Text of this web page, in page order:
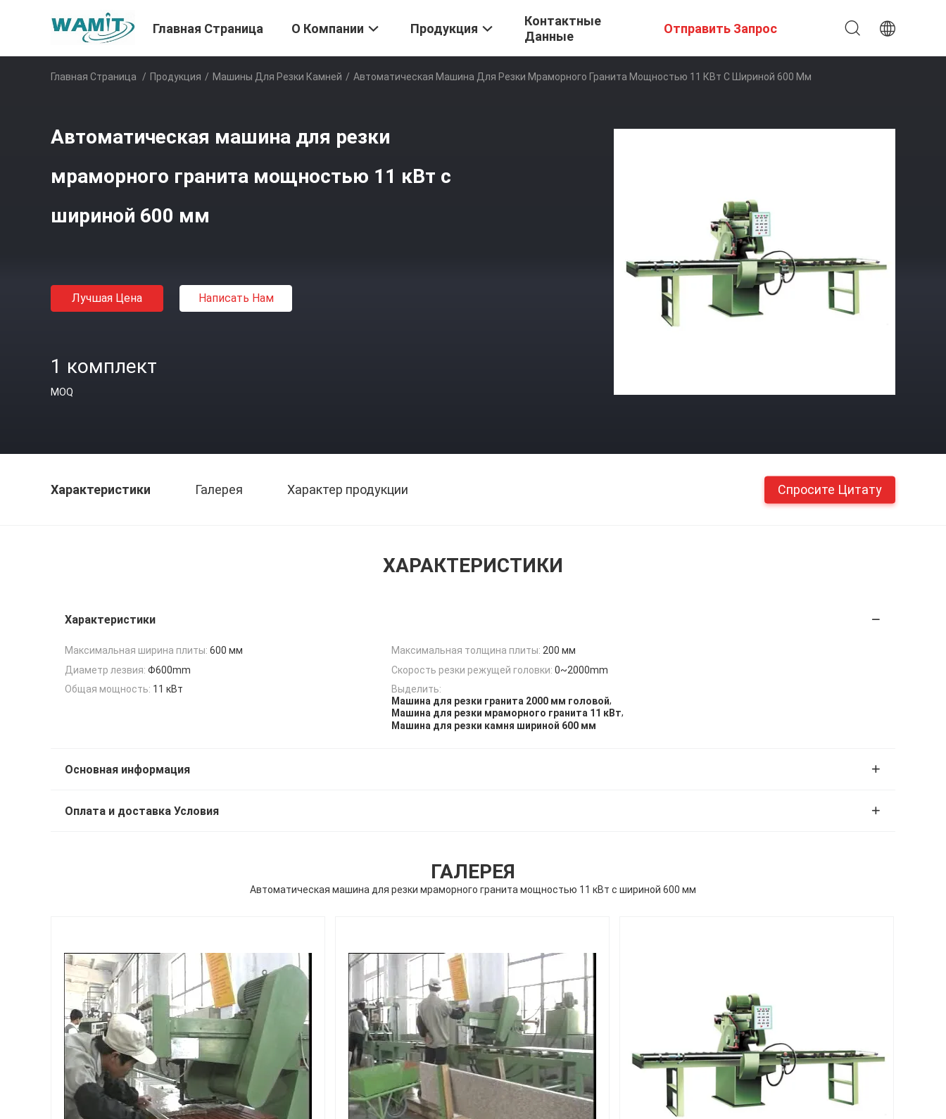
Главная Страница О Компании Продукция
Контактные
Данные
Отправить Запрос
Главная Страница / Продукция / Машины Для Резки Камней / Автоматическая Машина Для Резки Мраморного Гранита Мощностью 11 КВт С Шириной 600 Мм
Автоматическая машина для резки
мраморного гранита мощностью 11 кВт с
шириной 600 мм
Лучшая Цена Написать Нам
1 комплект
MOQ
Характеристики Галерея Характер продукции Спросите Цитату
ХАРАКТЕРИСТИКИ
Характеристики
Максимальная ширина плиты: 600 мм Максимальная толщина плиты: 200 мм
Диаметр лезвия: Φ600mm Скорость резки режущей головки: 0~2000mm
Общая мощность: 11 кВт
Выделить:
Машина для резки гранита 2000 мм головой,
Машина для резки мраморного гранита 11 кВт,
Машина для резки камня шириной 600 мм
Основная информация
Оплата и доставка Условия
ГАЛЕРЕЯ
Автоматическая машина для резки мраморного гранита мощностью 11 кВт с шириной 600 мм